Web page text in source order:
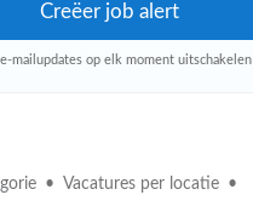
mailupdates op elk moment uitschakelen
Vacatures per locatie